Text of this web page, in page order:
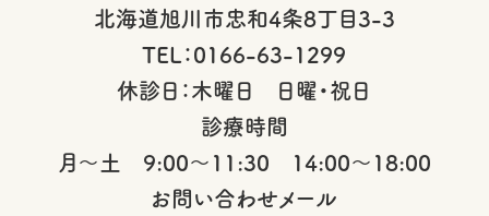
北海道旭川市忠和4条8丁目3-3
TEL：0166-63-1299
休診日：木曜日 日曜・祝日
診療時間
月～土 9:00～11:30 14:00～18:00
お問い合わせメール